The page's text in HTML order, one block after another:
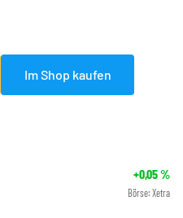
Im Shop kaufen
+0,05%
Börse: Xetra